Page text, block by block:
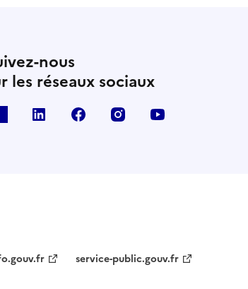
nous
les réseaux sociaux
linkedin facebook instagram
service-public.gouv.fr